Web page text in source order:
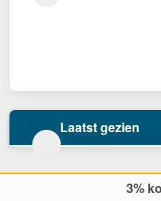
Laatst gezien
3%